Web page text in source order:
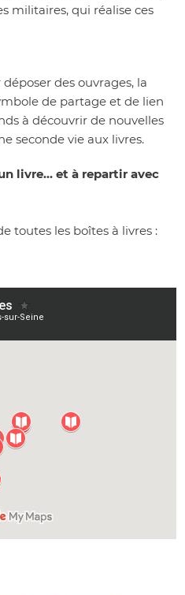
militaires, qui réalise ces
des ouvrages, la
de partage et de lien
à découvrir de nouvelles
seconde vie aux livres.
livre… et à repartir avec
toutes les boîtes à livres :